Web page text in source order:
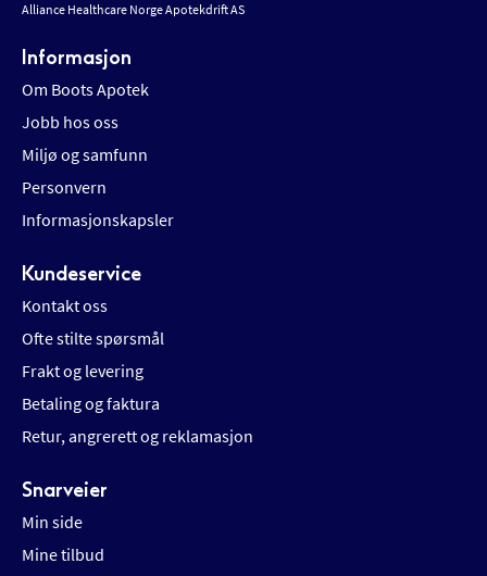
Alliance Healthcare Norge Apotekdrift AS
Informasjon
Om Boots Apotek
Jobb hos oss
Miljø og samfunn
Personvern
Informasjonskapsler
Kundeservice
Kontakt oss
Ofte stilte spørsmål
Frakt og levering
Betaling og faktura
Retur, angrerett og reklamasjon
Snarveier
Min side
Mine tilbud